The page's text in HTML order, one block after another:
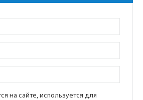
на сайте, используется для